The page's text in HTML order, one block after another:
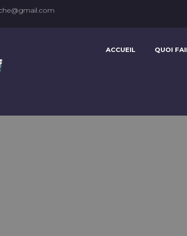
ACCUEIL QUOI